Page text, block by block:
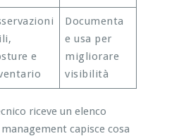
e
Documenta
e usa per
migliorare
visibilità
riceve un elenco
capisce cosa